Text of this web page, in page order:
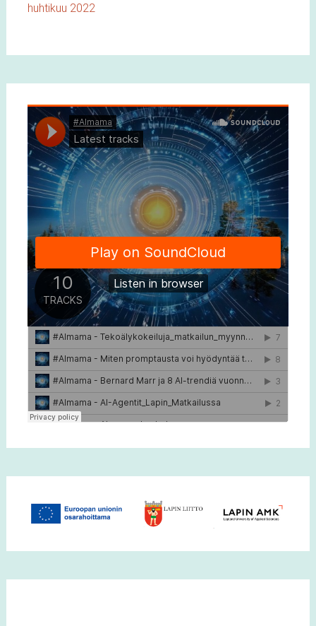
huhtikuu 2022